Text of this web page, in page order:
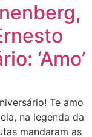
‘Amo’
Te amo
na legenda da
mandaram as